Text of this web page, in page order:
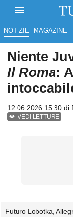
NOTIZIE MAGAZINE
Niente
Il Roma:
12.06.2026 15:30 di
VEDI LETTURE
Futuro Lobotka,